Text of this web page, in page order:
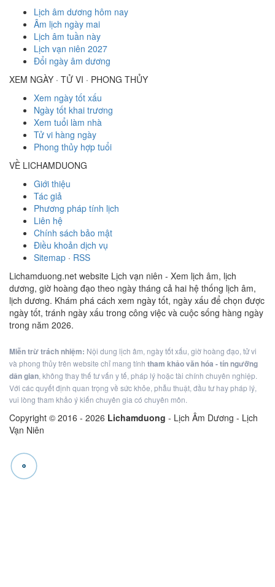
Lịch âm dương hôm nay
Âm lịch ngày mai
Lịch âm tuần này
Lịch vạn niên 2027
Đổi ngày âm dương
XEM NGÀY · TỬ VI · PHONG THỦY
Xem ngày tốt xấu
Ngày tốt khai trương
Xem tuổi làm nhà
Tử vi hàng ngày
Phong thủy hợp tuổi
VỀ LICHAMDUONG
Giới thiệu
Tác giả
Phương pháp tính lịch
Liên hệ
Chính sách bảo mật
Điều khoản dịch vụ
Sitemap · RSS
Lichamduong.net website Lịch vạn niên - Xem lịch âm, lịch
dương, giờ hoàng đạo theo ngày tháng cả hai hệ thống lịch âm,
lịch dương. Khám phá cách xem ngày tốt, ngày xấu để chọn được
ngày tốt, tránh ngày xấu trong công việc và cuộc sống hàng ngày
trong năm 2026.
Miễn trừ trách nhiệm: Nội dung lịch âm, ngày tốt xấu, giờ hoàng đạo, tử vi
và phong thủy trên website chỉ mang tính tham khảo văn hóa - tín ngưỡng
dân gian, không thay thế tư vấn y tế, pháp lý hoặc tài chính chuyên nghiệp.
Với các quyết định quan trọng về sức khỏe, phẫu thuật, đầu tư hay pháp lý,
vui lòng tham khảo ý kiến chuyên gia có chuyên môn.
Copyright © 2016 - 2026 Lichamduong - Lịch Âm Dương - Lịch
Vạn Niên